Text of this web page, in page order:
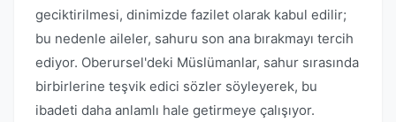
geciktirilmesi, dinimizde fazilet olarak kabul edilir;
bu nedenle aileler, sahuru son ana bırakmayı tercih
ediyor. Oberursel'deki Müslümanlar, sahur sırasında
birbirlerine teşvik edici sözler söyleyerek, bu
ibadeti daha anlamlı hale getirmeye çalışıyor.